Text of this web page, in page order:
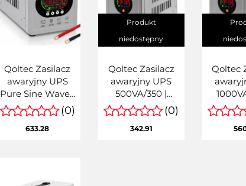
Qoltec Zasilacz
awaryjny UPS
Pure Sine Wave |
1000VA/720W |
Przetwornica
12/230V z AVR |
(0)
633.28
Produkt
niedostępny
Qoltec Zasilacz
awaryjny UPS
500VA/350 |
Przetwornica
12/230V z AVR |
Sinus
(0)
342.91
Qoltec
12/230V